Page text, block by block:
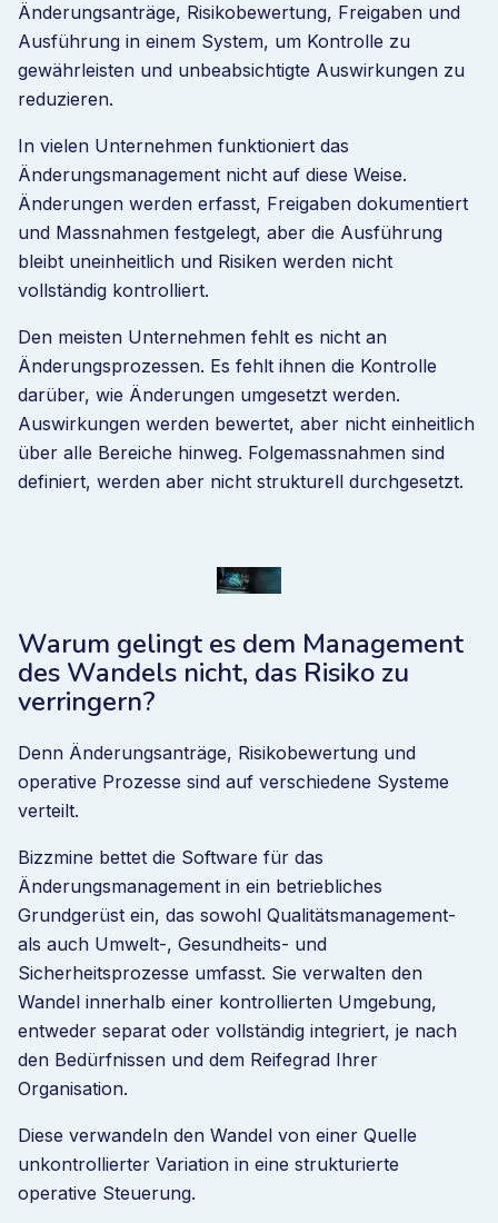
Änderungsanträge, Risikobewertung, Freigaben und
Ausführung in einem System, um Kontrolle zu
gewährleisten und unbeabsichtigte Auswirkungen zu
reduzieren.
In vielen Unternehmen funktioniert das
Änderungsmanagement nicht auf diese Weise.
Änderungen werden erfasst, Freigaben dokumentiert
und Massnahmen festgelegt, aber die Ausführung
bleibt uneinheitlich und Risiken werden nicht
vollständig kontrolliert.
Den meisten Unternehmen fehlt es nicht an
Änderungsprozessen. Es fehlt ihnen die Kontrolle
darüber, wie Änderungen umgesetzt werden.
Auswirkungen werden bewertet, aber nicht einheitlich
über alle Bereiche hinweg. Folgemassnahmen sind
definiert, werden aber nicht strukturell durchgesetzt.
Warum gelingt es dem Management
des Wandels nicht, das Risiko zu
verringern?
Denn Änderungsanträge, Risikobewertung und
operative Prozesse sind auf verschiedene Systeme
verteilt.
Bizzmine bettet die Software für das
Änderungsmanagement in ein betriebliches
Grundgerüst ein, das sowohl Qualitätsmanagement-
als auch Umwelt-, Gesundheits- und
Sicherheitsprozesse umfasst. Sie verwalten den
Wandel innerhalb einer kontrollierten Umgebung,
entweder separat oder vollständig integriert, je nach
den Bedürfnissen und dem Reifegrad Ihrer
Organisation.
Diese verwandeln den Wandel von einer Quelle
unkontrollierter Variation in eine strukturierte
operative Steuerung.